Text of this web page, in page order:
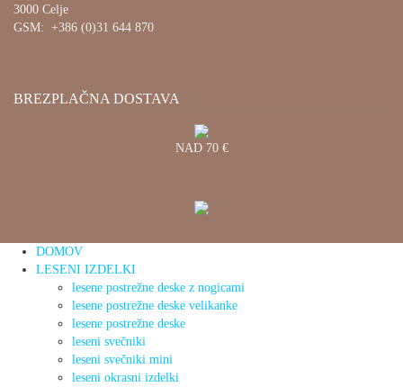
3000 Celje
GSM: +386 (0)31 644 870
BREZPLAČNA DOSTAVA
NAD 70 €
DOMOV
LESENI IZDELKI
lesene postrežne deske z nogicami
lesene postrežne deske velikanke
lesene postrežne deske
leseni svečniki
leseni svečniki mini
leseni okrasni izdelki